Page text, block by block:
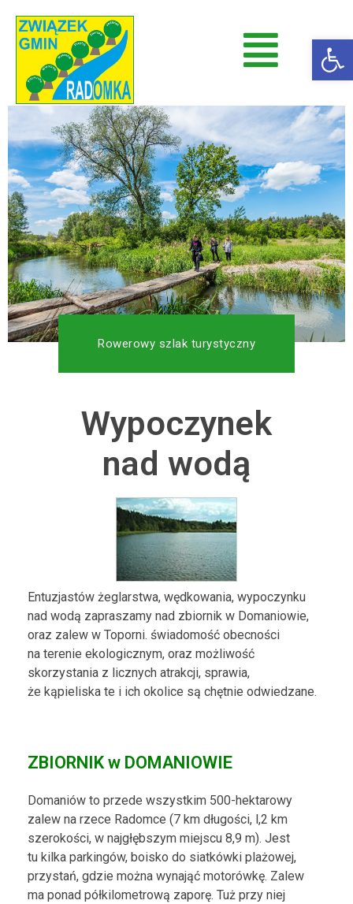
Radomka
Rowerowy szlak turystyczny
Wypoczynek
nad wodą
Entuzjastów żeglarstwa, wędkowania, wypoczynku
nad wodą zapraszamy nad zbiornik w Domaniowie,
oraz zalew w Toporni. świadomość obecności
na terenie ekologicznym, oraz możliwość
skorzystania z licznych atrakcji, sprawia,
że kąpieliska te i ich okolice są chętnie odwiedzane.
ZBIORNIK w DOMANIOWIE
Domaniów to przede wszystkim 500-hektarowy
zalew na rzece Radomce (7 km długości, l,2 km
szerokości, w najgłębszym miejscu 8,9 m). Jest
tu kilka parkingów, boisko do siatkówki plażowej,
przystań, gdzie można wynająć motorówkę. Zalew
ma ponad półkilometrową zaporę. Tuż przy niej